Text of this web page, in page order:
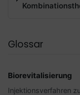
Glossar
Biorevitalisierung
Injektionsverfahren